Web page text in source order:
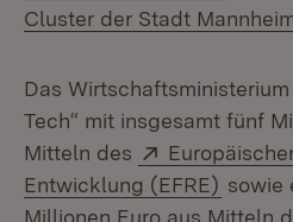
Cluster der Stadt
Das
Tech“ mit insgesamt fünf
Mitteln des
Extern:
Entwicklung (EFRE) sowie
Millionen Euro aus Mitteln